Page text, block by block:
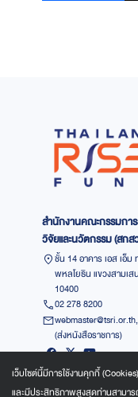
สำนักงานคณะกรรมกา
วิจัยและนวัตกรรม (สกส
ชั้น 14 อาคาร เอส เอ็
พหลโยธิน แขวงสามเ
10400
02 278 8200
(ส่งหนังสือราชการ)
แจ้งเรื่องร้องเรียนทั่
แจ้งเรื่องร้องเรียนทั่วไป
เว็บไซต์นี้มีการใช้งานคุกกี้